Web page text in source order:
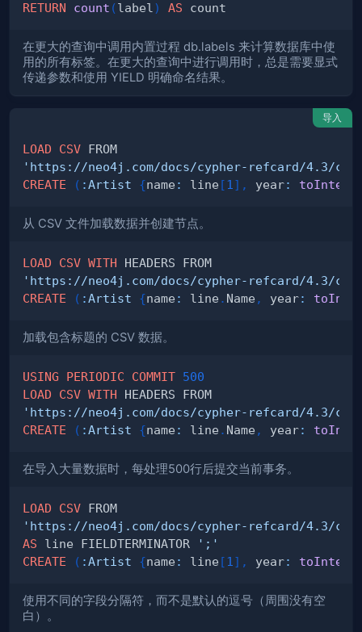
RETURN
count (label ) AS
在更大的查询中调用内置过程 db.labels 来计算数据库中使
用的所有标签。在更大的查询中进行调用时，总是需要显式
传递参数和使用 YIELD 明确命名结果。
导入
LOAD CSV
'https://neo4j.com/docs/cypher-refcard/4.3/
CREATE
( :Artist {name : line [1 ] , year:
从 CSV 文件加载数据并创建节点。
LOAD CSV WITH
'https://neo4j.com/docs/cypher-refcard/4.3/
CREATE
( :Artist {name : line . Name , year:
加载包含标题的 CSV 数据。
USING PERIODIC COMMIT 500
LOAD
CSV WITH
'https://neo4j.com/docs/cypher-refcard/4.3/
CREATE
( :Artist {name : line . Name , year:
在导入大量数据时，每处理500行后提交当前事务。
LOAD CSV
'https://neo4j.com/docs/cypher-refcard/4.3/
AS line FIELDTERMINATOR
';'
CREATE
( :Artist {name : line [1 ] , year:
使用不同的字段分隔符，而不是默认的逗号（周围没有空
白）。